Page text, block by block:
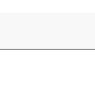
In Rio De Janeiro